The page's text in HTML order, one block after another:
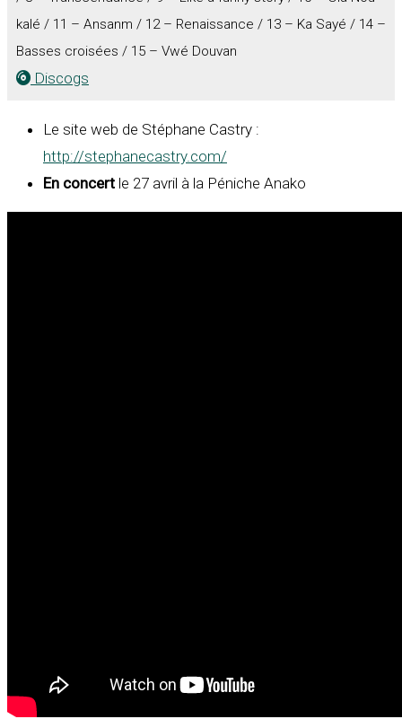
kalé / 11 – Ansanm / 12 – Renaissance / 13 – Ka Sayé / 14 –
Basses croisées / 15 – Vwé Douvan
Discogs
Le site web de Stéphane Castry :
http://stephanecastry.com/
En concert le 27 avril à la Péniche Anako